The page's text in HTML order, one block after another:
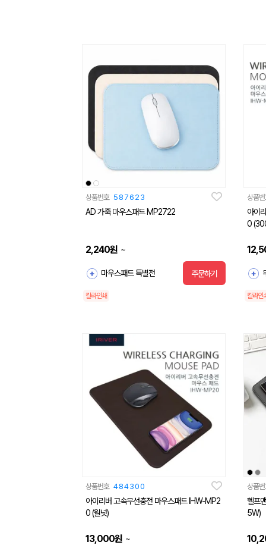
상품번호 587623
AD 가죽 마우스패드 MP2722
2,240원 ~
마우스패드 특별전 주문하기
칼라인쇄
상품
아이
0
칼라인
상품번호 484300
아이리버 고속무선충전 마우스패드 IHW-MP2
0 (월넛)
13,000원 ~
상품
헬프
5W)